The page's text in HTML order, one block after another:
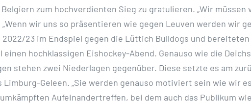
zum hochverdienten Sieg zu gratulieren. „Wir
wir uns so präsentieren wie gegen Leuven werden wir
23 im Endspiel gegen die Lüttich Bulldogs und
hochklassigen Eishockey-Abend. Genauso wie die
stehen zwei Niederlagen gegenüber. Diese setzte es am
Geleen. „Sie werden genauso motiviert sein wie wir
Aufeinandertreffen, bei dem auch das Publikum